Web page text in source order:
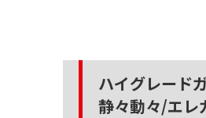
ハイグレード
静々動々/エレ